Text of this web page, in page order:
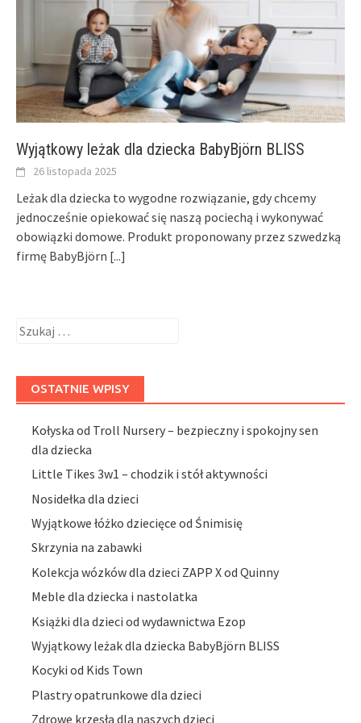
Wyjątkowy leżak dla dziecka BabyBjörn BLISS
26 listopada 2025
Leżak dla dziecka to wygodne rozwiązanie, gdy chcemy
jednocześnie opiekować się naszą pociechą i wykonywać
obowiązki domowe. Produkt proponowany przez szwedzką
firmę BabyBjörn [...]
Szukaj:
OSTATNIE WPISY
Kołyska od Troll Nursery – bezpieczny i spokojny sen
dla dziecka
Little Tikes 3w1 – chodzik i stół aktywności
Nosidełka dla dzieci
Wyjątkowe łóżko dziecięce od Śnimisię
Skrzynia na zabawki
Kolekcja wózków dla dzieci ZAPP X od Quinny
Meble dla dziecka i nastolatka
Książki dla dzieci od wydawnictwa Ezop
Wyjątkowy leżak dla dziecka BabyBjörn BLISS
Kocyki od Kids Town
Plastry opatrunkowe dla dzieci
Zdrowe krzesła dla naszych dzieci